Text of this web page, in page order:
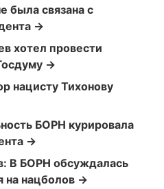
была связана с
→
хотел провести
→
нацисту Тихонову
БОРН курировала
→
В БОРН обсуждалась
на нацболов →